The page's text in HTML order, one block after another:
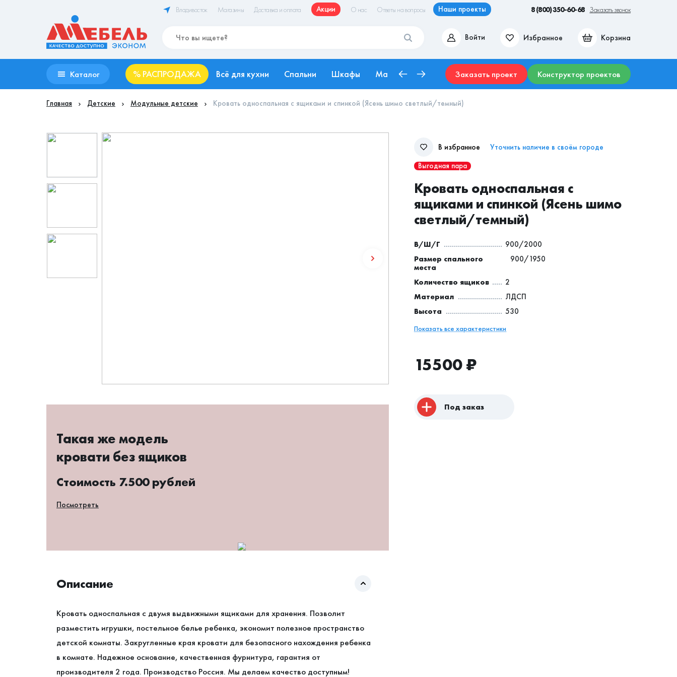
Владивосток Магазины Доставка и оплата Акции О нас Ответы на вопросы Наши проекты 8 (800) 350-60-68 Заказать звонок
Войти Избранное Корзина
Каталог % РАСПРОДАЖА Всё для кухни Спальни Шкафы Матрасы Рабочие места Гостиные Прихожие Столы
Заказать проект Конструктор проектов
Главная Детские Модульные детские Кровать односпальная с ящиками и спинкой (Ясень шимо светлый/темный)
В избранное
Уточнить наличие в своём городе
Выгодная пара
Кровать односпальная с
ящиками и спинкой (Ясень шимо
светлый/темный)
В/Ш/Г
900/2000
Размер спального
места
900/1950
Количество ящиков
2
Материал
ЛДСП
Высота
530
Показать все характеристики
15500₽
Под заказ
Такая же модель
кровати без ящиков
Стоимость 7.500 рублей
Посмотреть
Описание
Кровать односпальная с двумя выдвижными ящиками для хранения. Позволит
разместить игрушки, постельное белье ребенка, экономит полезное пространство
детской комнаты. Закругленные края кровати для безопасного нахождения ребенка
в комнате. Надежное основание, качественная фурнитура, гарантия от
производителя 2 года. Производство Россия. Мы делаем качество доступным!